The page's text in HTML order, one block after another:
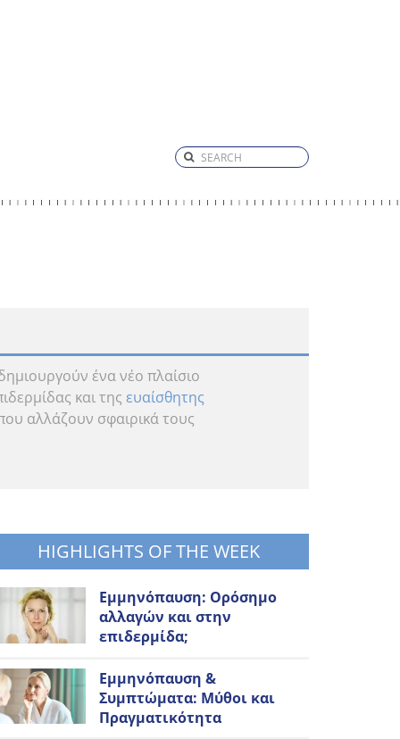
ένα νέο πλαίσιο
και της ευαίσθητης
αλλάζουν σφαιρικά τους
HIGHLIGHTS OF THE WEEK
Εμμηνόπαυση: Ορόσημο
αλλαγών και στην
επιδερμίδα;
Εμμηνόπαυση &
Συμπτώματα: Μύθοι και
Πραγματικότητα